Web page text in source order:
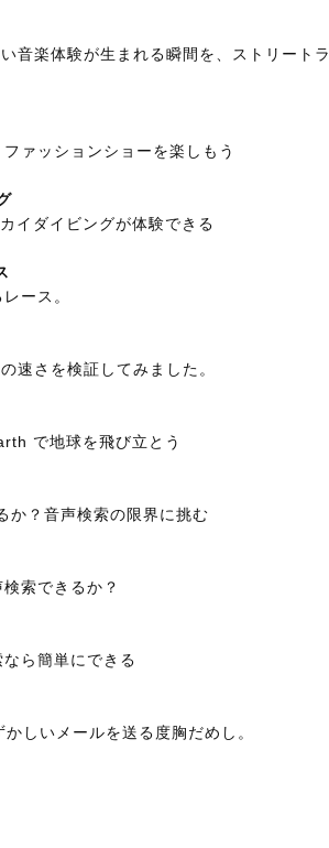
音楽体験が生まれる瞬間を、ストリートラ
ァッションショーを楽しもう
イダイビングが体験できる
ース。
速さを検証してみました。
で地球を飛び立とう
か？音声検索の限界に挑む
索できるか？
ら簡単にできる
しいメールを送る度胸だめし。